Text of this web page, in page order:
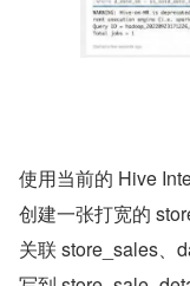
使用当前的 Hive
创建一张打宽的
关联 store_sales、